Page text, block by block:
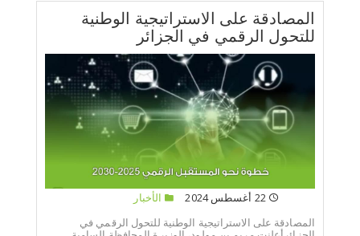
المصادقة على الاستراتيجية الوطنية
للتحول الرقمي في الجزائر
22 أغسطس 2024
الأخبار
المصادقة على الاستراتيجية الوطنية للتحول الرقمي في